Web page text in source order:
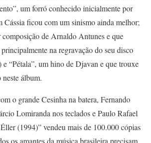
um forró conhecido inicialmente por
Cássia ficou com um sinismo ainda melhor;
de Arnaldo Antunes e que
na regravação do seu disco
“Pétala”, um hino de Djavan e que trouxe
álbum.
o grande Cesinha na batera, Fernando
Lomiranda nos teclados e Paulo Rafael
(1994)” vendeu mais de 100.000 cópias
os amantes da música brasileira precisam